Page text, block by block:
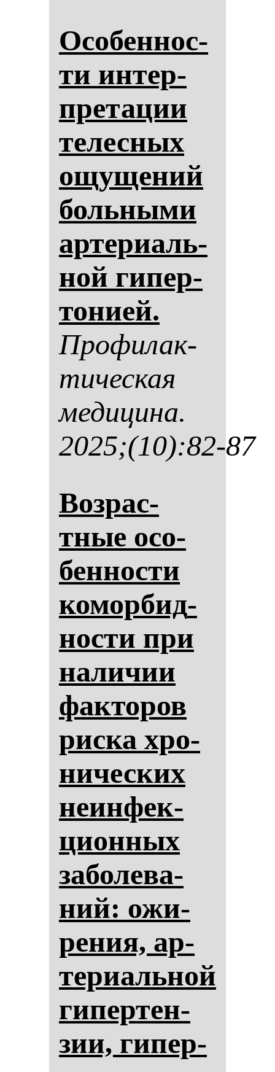
Осо­бен­нос­
ти ин­тер­
пре­та­ции
те­лес­ных
ощу­ще­ний
боль­ны­ми
ар­те­ри­аль­
ной ги­пер­
то­ни­ей.
Про­фи­лак­
ти­чес­кая
ме­ди­ци­на.
2025;(10):82-87
Воз­рас­
тные осо­
бен­нос­ти
ко­мор­бид­
нос­ти при
на­ли­чии
фак­то­ров
рис­ка хро­
ни­чес­ких
не­ин­фек­
ци­он­ных
за­бо­ле­ва­
ний: ожи­
ре­ния, ар­
те­ри­аль­ной
ги­пер­тен­
зии, ги­пер­